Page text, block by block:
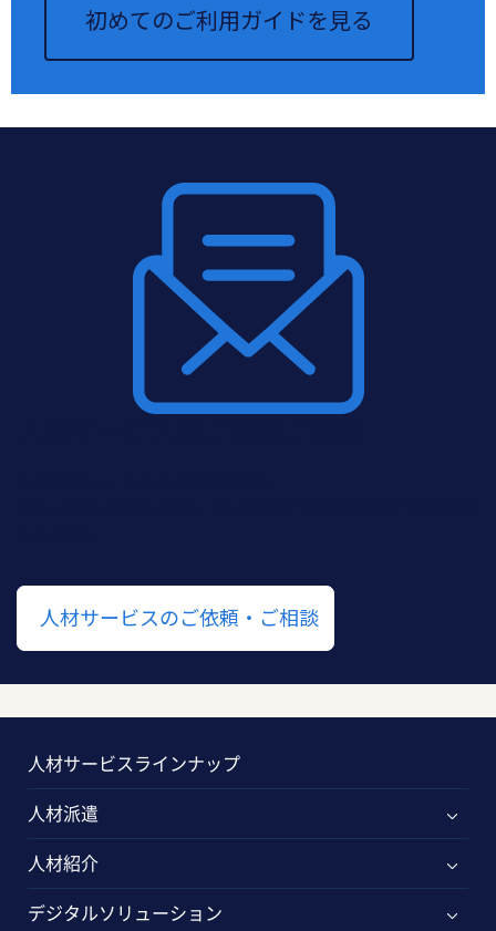
初めてのご利用ガイドを見る
人材サービスのご依頼・ご相談
人材サービスラインナップ
人材派遣
人材紹介
デジタルソリューション